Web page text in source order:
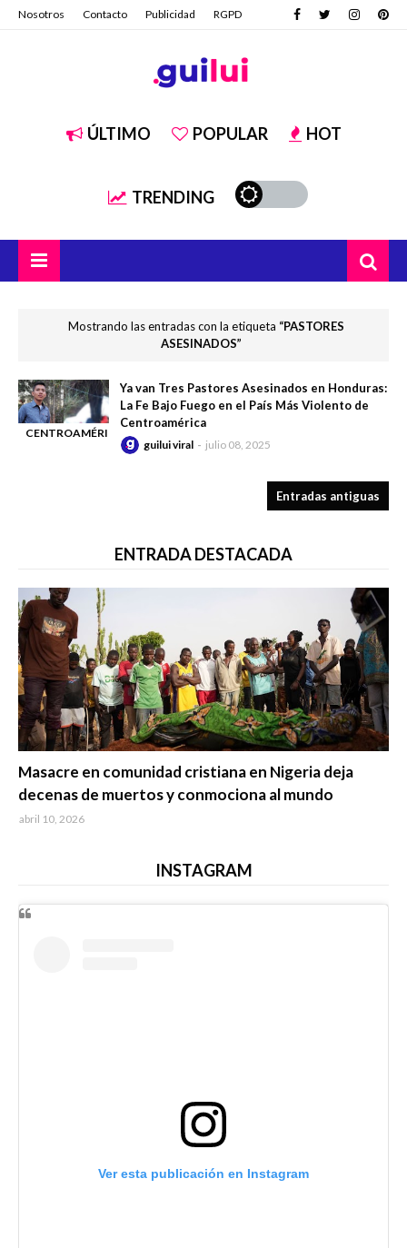
Nosotros Contacto Publicidad RGPD
ÚLTIMO POPULAR HOT
TRENDING
Mostrando las entradas con la etiqueta PASTORES
ASESINADOS
CENTROAMÉRICA
Ya van Tres Pastores Asesinados en Honduras:
La Fe Bajo Fuego en el País Más Violento de
Centroamérica
guilui viral julio 08, 2025
Entradas antiguas
ENTRADA DESTACADA
Masacre en comunidad cristiana en Nigeria deja
decenas de muertos y conmociona al mundo
abril 10, 2026
INSTAGRAM
Ver esta publicación en Instagram